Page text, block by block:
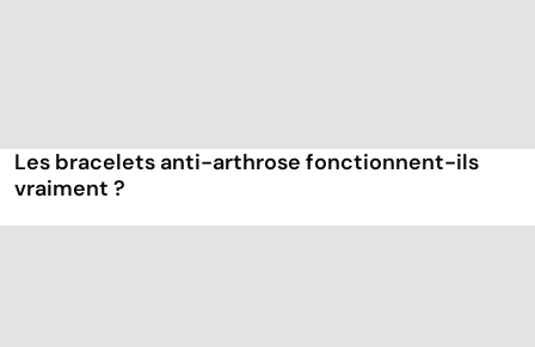
Les bracelets anti-arthrose fonctionnent-ils
vraiment ?